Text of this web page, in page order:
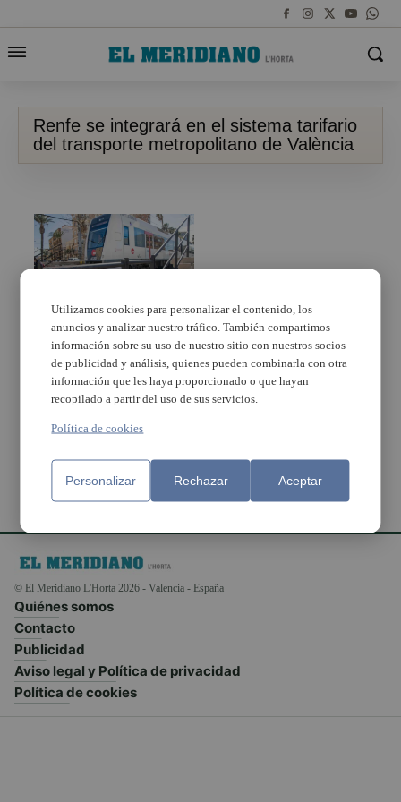
Renfe se integrará en el sistema tarifario
del transporte metropolitano de València
Con un solo billete se
podrá viajar en
Metrovalencia,
Metrobus, Cercanías o
EM a partir de enero
© El Meridiano L'Horta 2026 - Valencia - España
Quiénes somos
Contacto
Publicidad
Aviso legal y Política de privacidad
Política de cookies
Utilizamos cookies para personalizar el contenido, los
anuncios y analizar nuestro tráfico. También compartimos
información sobre su uso de nuestro sitio con nuestros socios
de publicidad y análisis, quienes pueden combinarla con otra
información que les haya proporcionado o que hayan
recopilado a partir del uso de sus servicios.
Política de cookies
Personalizar Rechazar Aceptar